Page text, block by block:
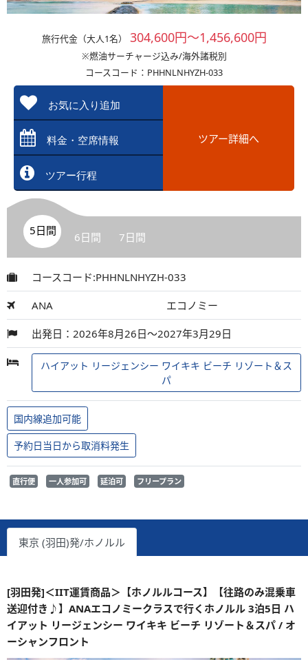
旅行代金（大人1名） 304,600円～1,456,600円
※燃油サーチャージ込み/海外諸税別
コースコード：PHHNLNHYZH-033
お気に入り追加
料金・空席情報
ツアー行程
ツアー詳細へ
5日間 6日間 7日間
コースコード:PHHNLNHYZH-033
ANA エコノミー
出発日：2026年8月26日～2027年3月29日
ハイアット リージェンシー ワイキキ ビーチ リゾート＆ス
パ
国内線追加可能
予約日当日から取消料発生
直行便 一人参加可 延泊可 フリープラン
東京 (羽田)発/ホノルル
[羽田発]＜IIT運賃商品＞【ホノルルコース】【往路のみ混乗車
送迎付き♪】ANAエコノミークラスで行くホノルル 3泊5日 ハ
イアット リージェンシー ワイキキ ビーチ リゾート＆スパ / オ
ーシャンフロント